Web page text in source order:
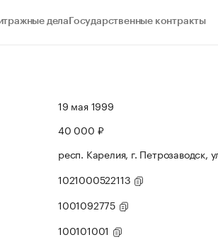
дела Государственные контракты
19 мая 1999
40 000 ₽
респ. Карелия, г. Петрозаводск,
1021000522113
1001092775
100101001